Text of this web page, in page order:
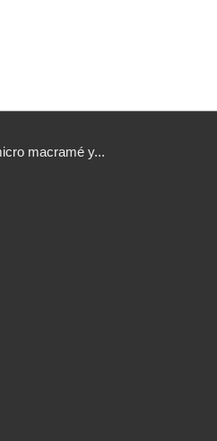
macramé y...